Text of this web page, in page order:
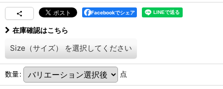
Facebookでシェア
在庫確認はこちら
Size（サイズ） を選択してください
数量: 点